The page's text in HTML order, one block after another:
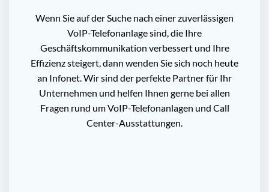
Wenn Sie auf der Suche nach einer zuverlässigen
VoIP-Telefonanlage sind, die Ihre
Geschäftskommunikation verbessert und Ihre
Effizienz steigert, dann wenden Sie sich noch heute
an Infonet. Wir sind der perfekte Partner für Ihr
Unternehmen und helfen Ihnen gerne bei allen
Fragen rund um VoIP-Telefonanlagen und Call
Center-Ausstattungen.